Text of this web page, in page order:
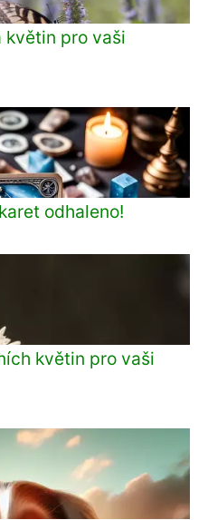
květin pro vaši
odhaleno!
květin pro vaši